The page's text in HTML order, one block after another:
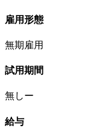
雇用形態
無期雇用
試用期間
無しー
給与